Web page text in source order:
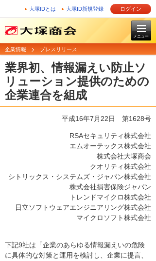
大塚IDとは 大塚ID新規登録 ログイン
メニュー
企業情報 プレスリリース
業界初、情報漏えい防止ソ
リューション提供のための
企業連合を組成
平成16年7月22日 第1628号
RSAセキュリティ株式会社
エムオーテックス株式会社
株式会社大塚商会
クオリティ株式会社
シトリックス・システムズ・ジャパン株式会社
株式会社損害保険ジャパン
トレンドマイクロ株式会社
日立ソフトウェアエンジニアリング株式会社
マイクロソフト株式会社
下記9社は「企業のあらゆる情報漏えいの危険
に具体的な対策と運用を検討し、企業に提言、